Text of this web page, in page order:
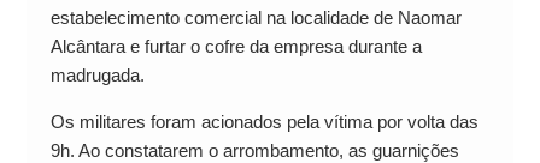
estabelecimento comercial na localidade de Naomar
Alcântara e furtar o cofre da empresa durante a
madrugada.
Os militares foram acionados pela vítima por volta das
9h. Ao constatarem o arrombamento, as guarnições